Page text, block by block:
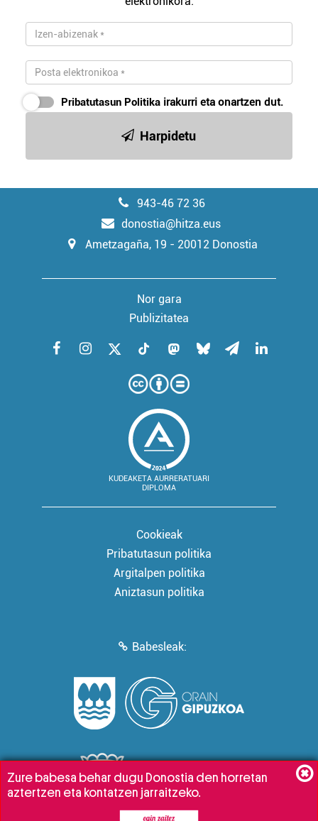
Pribatutasun Politika irakurri eta onartzen dut.
Harpidetu
943-46 72 36
donostia@hitza.eus
Ametzagaña, 19 - 20012 Donostia
Nor gara
Publizitatea
KUDEAKETA AURRERATUARI
DIPLOMA
Cookieak
Pribatutasun politika
Argitalpen politika
Aniztasun politika
Babesleak:
Zure babesa behar dugu Donostia den horretan
aztertzen eta kontatzen jarraitzeko.